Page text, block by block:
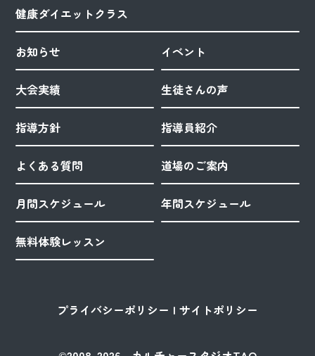
健康ダイエットクラス
お知らせ イベント
大会実績 生徒さんの声
指導方針 指導員紹介
よくある質問 道場のご案内
月間スケジュール 年間スケジュール
無料体験レッスン
プライバシーポリシー サイトポリシー